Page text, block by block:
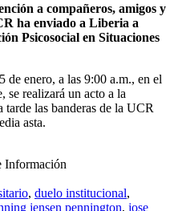
a compañeros, amigos y
ha enviado a Liberia a
Psicosocial en Situaciones
enero, a las 9:00 a.m., en el
se realizará un acto a la
tarde las banderas de la UCR
asta.
Información
, duelo institucional,
jensen pennington, jose